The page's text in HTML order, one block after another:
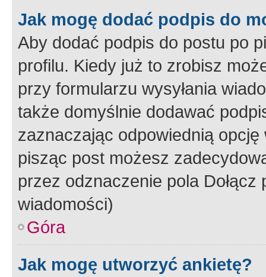
Jak mogę dodać podpis do
Aby dodać podpis do postu po
profilu. Kiedy już to zrobisz
przy formularzu wysyłania
także domyślnie dodawać
zaznaczając odpowiednią
pisząc post możesz
przez odznaczenie pola
wiadomości)
Góra
Jak mogę utworzyć ankietę?